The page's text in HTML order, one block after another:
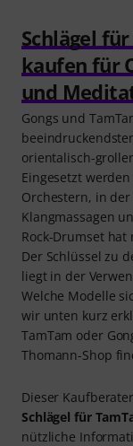
Schlägel
kaufen für
und
Gongs und
orientalisch-
Eingesetzt
Orchestern, in
Klangmassagen
Rock-Drumset
Der Schlüssel zu
liegt in der
Welche Modelle
wir unten kurz
TamTam oder
Thomann-Shop
Dieser
Schlägel für
nützliche